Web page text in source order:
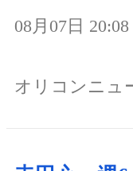
08月07日 20:08
オリコンニュ